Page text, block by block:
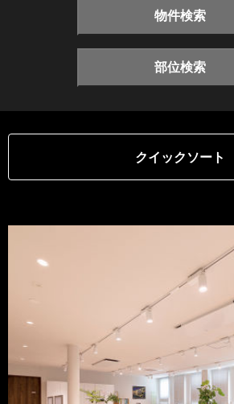
物件検索
部位検索
クイックソート